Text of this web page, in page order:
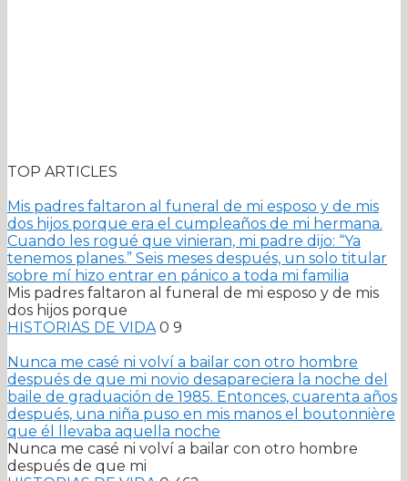
TOP ARTICLES
Mis padres faltaron al funeral de mi esposo y de mis
dos hijos porque era el cumpleaños de mi hermana.
Cuando les rogué que vinieran, mi padre dijo: “Ya
tenemos planes.” Seis meses después, un solo titular
sobre mí hizo entrar en pánico a toda mi familia
Mis padres faltaron al funeral de mi esposo y de mis
dos hijos porque
HISTORIAS DE VIDA 0 9
Nunca me casé ni volví a bailar con otro hombre
después de que mi novio desapareciera la noche del
baile de graduación de 1985. Entonces, cuarenta años
después, una niña puso en mis manos el boutonnière
que él llevaba aquella noche
Nunca me casé ni volví a bailar con otro hombre
después de que mi